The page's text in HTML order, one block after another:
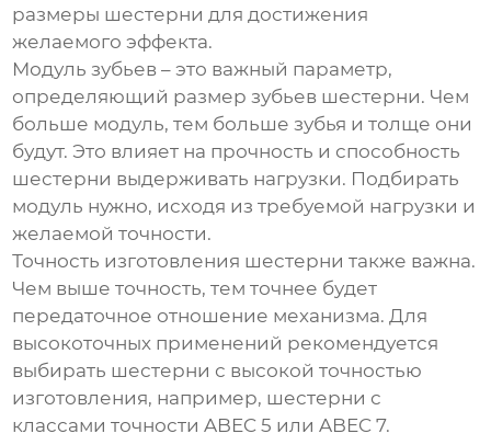
размеры шестерни для достижения
желаемого эффекта.
Модуль зубьев – это важный параметр,
определяющий размер зубьев шестерни. Чем
больше модуль, тем больше зубья и толще они
будут. Это влияет на прочность и способность
шестерни выдерживать нагрузки. Подбирать
модуль нужно, исходя из требуемой нагрузки и
желаемой точности.
Точность изготовления шестерни также важна.
Чем выше точность, тем точнее будет
передаточное отношение механизма. Для
высокоточных применений рекомендуется
выбирать шестерни с высокой точностью
изготовления, например, шестерни с
классами точности ABEC 5 или ABEC 7.